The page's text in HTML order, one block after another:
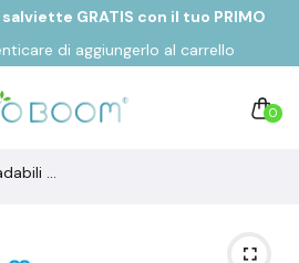
GRATIS con il tuo PRIMO
di aggiungerlo al carrello
0
Pannolini JOY biodegradabili ecologici in fibra di bambù Taglia 4/L da 9 a 14 kg (30u)